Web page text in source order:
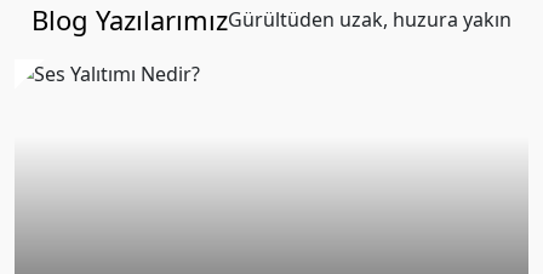
Blog YazılarımızGürültüden uzak, huzura yakın